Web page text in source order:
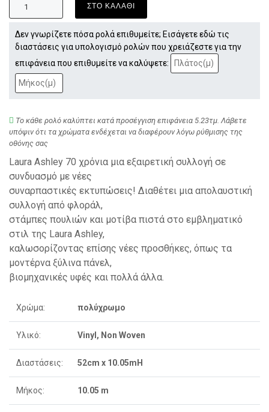
ΣΤΟ ΚΑΛΑΘΙ
Δεν γνωρίζετε πόσα ρολά επιθυμείτε; Εισάγετε εδώ τις
διαστάσεις για υπολογισμό ρολών που χρειάζεστε για την
επιφάνεια που επιθυμείτε να καλύψετε:
Το κάθε ρολό καλύπτει κατά προσέγγιση επιφάνεια 5.23τμ. Λάβετε
υπόψιν ότι τα χρώματα ενδέχεται να διαφέρουν λόγω ρύθμισης της
οθόνης σας
Laura Ashley 70 χρόνια μια εξαιρετική συλλογή σε
συνδυασμό με νέες
συναρπαστικές εκτυπώσεις! Διαθέτει μια απολαυστική
συλλογή από φλοράλ,
στάμπες πουλιών και μοτίβα πιστά στο εμβληματικό
στιλ της Laura Ashley,
καλωσορίζοντας επίσης νέες προσθήκες, όπως τα
μοντέρνα ξύλινα πάνελ,
βιομηχανικές υφές και πολλά άλλα.
Χρώμα: πολύχρωμο
Υλικό: Vinyl, Non Woven
Διαστάσεις: 52cm x 10.05mH
Μήκος: 10.05 m